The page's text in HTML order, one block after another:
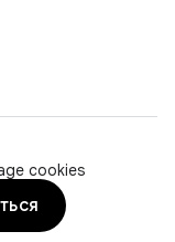
cookies